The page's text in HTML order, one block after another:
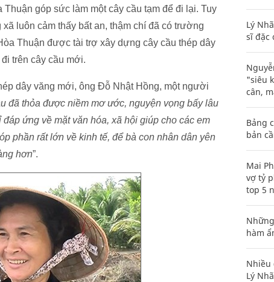
góp sức làm một cây cầu tạm để đi lại. Tuy
luôn cảm thấy bất an, thậm chí đã có trường
Thuận được tài trợ xây dựng cây cầu thép dây
trên cây cầu mới.
dây văng mới, ông Đỗ Nhật Hồng, một người
đã thỏa được niềm mơ ước, nguyện vọng bấy lâu
ứng về mặt văn hóa, xã hội giúp cho các em
phần rất lớn về kinh tế, để bà con nhân dân yên
hơn”.
Lý
sĩ đặc
"siêu
cân,
Bảng
bản
Mai
vợ tỷ
top 5
hàm
Nhiều
Lý